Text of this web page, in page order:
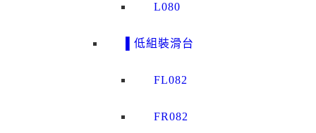
L080
▌低組裝滑台
FL082
FR082